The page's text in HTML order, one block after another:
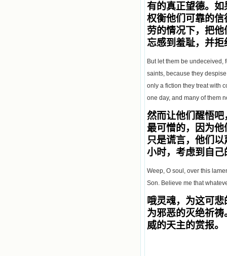
有的真正望德。
权衡他们可靠的
劳的情况下，把
忘感到羞耻，并
But let them be undeceived,
saints, because they
only a fiction they treat with
one day, and many of them
然而让他们醒悟
最可憎的，因为
只是谎言，他们
小时，考虑到自
Weep, O soul, over this
Son. Believe me that
哦灵魂，为这可
为邪恶的灭绝祈
威的天主的赏报。